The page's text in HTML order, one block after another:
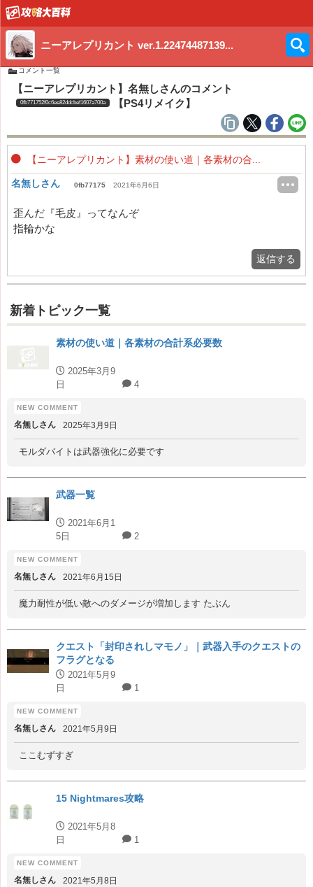
ニーアレプリカント ver.1.22474487139...
コメント一覧
【ニーアレプリカント】名無しさんのコメント
0fb771752f0c6ee82ddcbef1607a700a 【PS4リメイク】
【ニーアレプリカント】素材の使い道｜各素材の合...
名無しさん 0fb77175 2021年6月6日
歪んだ『毛皮』ってなんぞ
指輪かな
返信する
新着トピック一覧
素材の使い道｜各素材の合計系必要数
2025年3月9
日
4
名無しさん 2025年3月9日
モルダバイトは武器強化に必要です
武器一覧
2021年6月1
5日
2
名無しさん 2021年6月15日
魔力耐性が低い敵へのダメージが増加します たぶん
クエスト「封印されしマモノ」｜武器入手のクエストの
フラグとなる
2021年5月9
日
1
名無しさん 2021年5月9日
ここむずすぎ
15 Nightmares攻略
2021年5月8
日
1
名無しさん 2021年5月8日